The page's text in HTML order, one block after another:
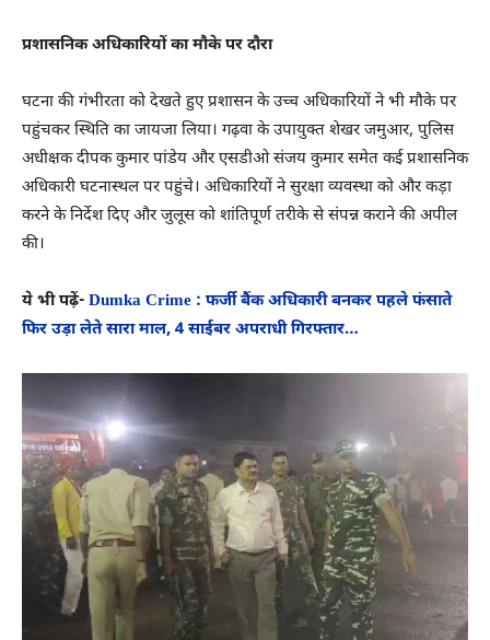
प्रशासनिक अधिकारियों का मौके पर दौरा
घटना की गंभीरता को देखते हुए प्रशासन के उच्च अधिकारियों ने भी मौके पर
पहुंचकर स्थिति का जायजा लिया। गढ़वा के उपायुक्त शेखर जमुआर, पुलिस
अधीक्षक दीपक कुमार पांडेय और एसडीओ संजय कुमार समेत कई प्रशासनिक
अधिकारी घटनास्थल पर पहुंचे। अधिकारियों ने सुरक्षा व्यवस्था को और कड़ा
करने के निर्देश दिए और जुलूस को शांतिपूर्ण तरीके से संपन्न कराने की अपील
की।
ये भी पढ़ें- Dumka Crime : फर्जी बैंक अधिकारी बनकर पहले फंसाते
फिर उड़ा लेते सारा माल, 4 साईबर अपराधी गिरफ्तार…